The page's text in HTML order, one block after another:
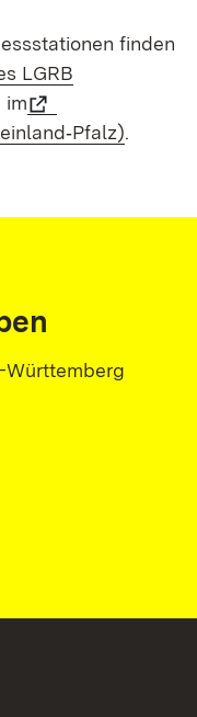
finden
LGRB
im
.
Württemberg